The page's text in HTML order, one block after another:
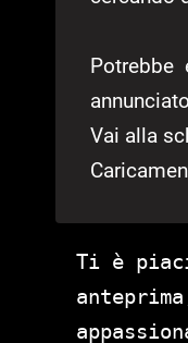
Vai alla
Ti è